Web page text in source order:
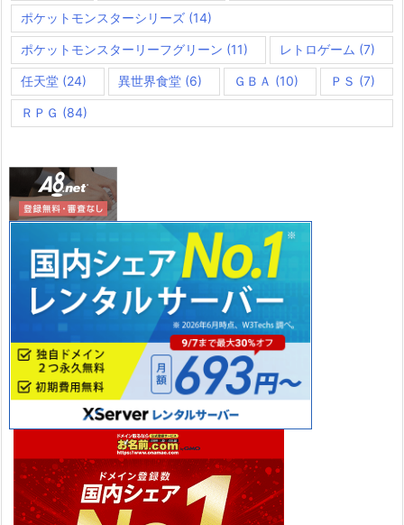
ポケットモンスターシリーズ (14)
ポケットモンスターリーフグリーン (11) レトロゲーム (7)
任天堂 (24) 異世界食堂 (6) ＧＢＡ (10) ＰＳ (7)
ＲＰＧ (84)